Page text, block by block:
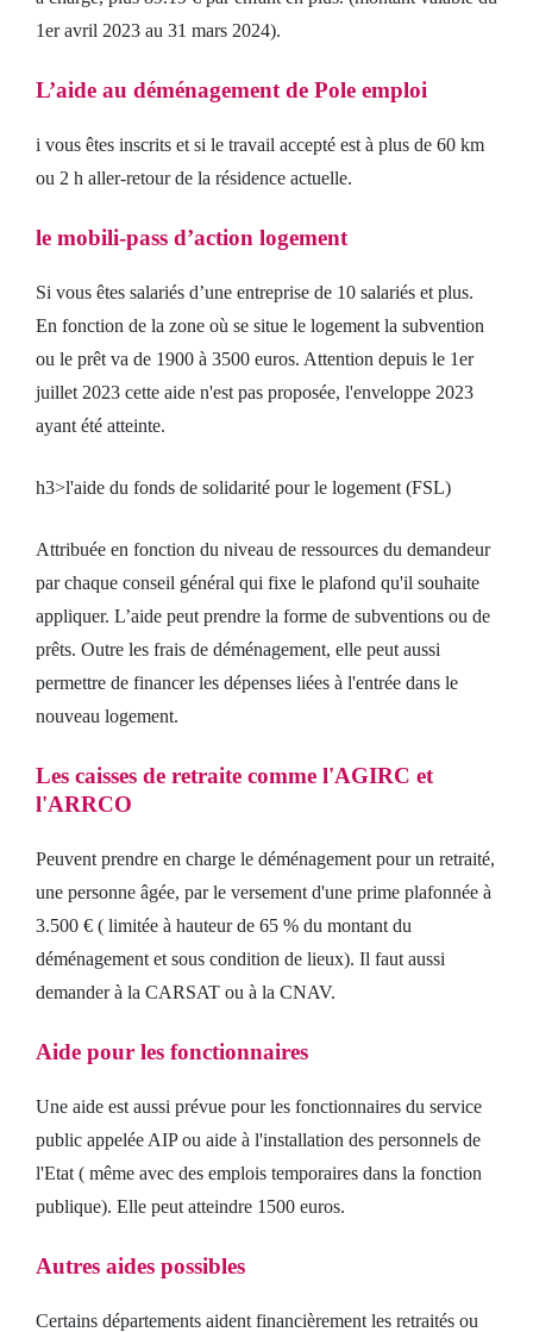
1er avril 2023 au 31 mars 2024).
L’aide au déménagement de Pole emploi
i vous êtes inscrits et si le travail accepté est à plus de 60 km
ou 2 h aller-retour de la résidence actuelle.
le mobili-pass d’action logement
Si vous êtes salariés d’une entreprise de 10 salariés et plus.
En fonction de la zone où se situe le logement la subvention
ou le prêt va de 1900 à 3500 euros. Attention depuis le 1er
juillet 2023 cette aide n'est pas proposée, l'enveloppe 2023
ayant été atteinte.
h3>l'aide du fonds de solidarité pour le logement (FSL)
Attribuée en fonction du niveau de ressources du demandeur
par chaque conseil général qui fixe le plafond qu'il souhaite
appliquer. L’aide peut prendre la forme de subventions ou de
prêts. Outre les frais de déménagement, elle peut aussi
permettre de financer les dépenses liées à l'entrée dans le
nouveau logement.
Les caisses de retraite comme l'AGIRC et
l'ARRCO
Peuvent prendre en charge le déménagement pour un retraité,
une personne âgée, par le versement d'une prime plafonnée à
3.500 € ( limitée à hauteur de 65 % du montant du
déménagement et sous condition de lieux). Il faut aussi
demander à la CARSAT ou à la CNAV.
Aide pour les fonctionnaires
Une aide est aussi prévue pour les fonctionnaires du service
public appelée AIP ou aide à l'installation des personnels de
l'Etat ( même avec des emplois temporaires dans la fonction
publique). Elle peut atteindre 1500 euros.
Autres aides possibles
Certains départements aident financièrement les retraités ou